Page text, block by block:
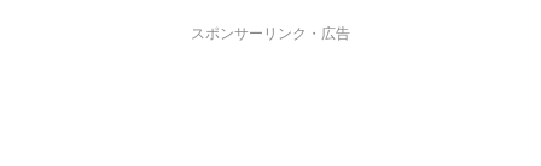
スポンサーリンク・広告